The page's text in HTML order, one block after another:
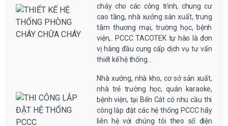
cháy cho các công trình, chung cư
cao tầng, nhà xưởng sản xuất, trung
tâm thương mại, trường học, bệnh
viện,.. PCCC TACOTEK tự hào là đơn
vị hàng đầu cung cấp dịch vụ tư vấn
thiết kế hệ thống...
Nhà xưởng, nhà kho, cơ sở sản xuất,
nhà trẻ trường học, quán karaoke,
bệnh viện, tại Bến Cát có nhu cầu thi
công lắp đặt các hệ thống PCCC hãy
liên hệ với chúng tôi theo số điện